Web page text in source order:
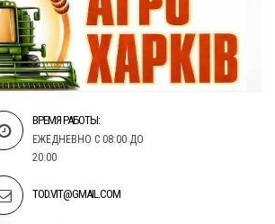
ВРЕМЯ РАБОТЫ:
ЕЖЕДНЕВНО С 08:00 ДО
20:00
TOD.VIT@GMAIL.COM